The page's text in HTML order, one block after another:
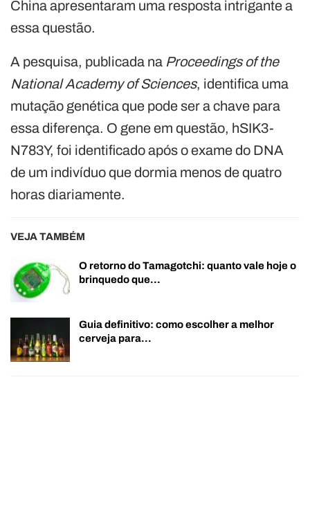
China apresentaram uma resposta intrigante a
essa questão.
A pesquisa, publicada na Proceedings of the
National Academy of Sciences, identifica uma
mutação genética que pode ser a chave para
essa diferença. O gene em questão, hSIK3-
N783Y, foi identificado após o exame do DNA
de um indivíduo que dormia menos de quatro
horas diariamente.
VEJA TAMBÉM
O retorno do Tamagotchi: quanto vale hoje o
brinquedo que…
Guia definitivo: como escolher a melhor
cerveja para…